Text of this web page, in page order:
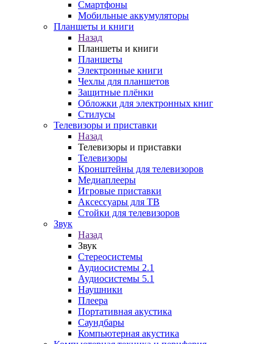
Смартфоны
Мобильные аккумуляторы
Планшеты и книги
Назад
Планшеты и книги
Планшеты
Электронные книги
Чехлы для планшетов
Защитные плёнки
Обложки для электронных книг
Стилусы
Телевизоры и приставки
Назад
Телевизоры и приставки
Телевизоры
Кронштейны для телевизоров
Медиаплееры
Игровые приставки
Аксессуары для ТВ
Стойки для телевизоров
Звук
Назад
Звук
Стереосистемы
Аудиосистемы 2.1
Аудиосистемы 5.1
Наушники
Плеера
Портативная акустика
Саундбары
Компьютерная акустика